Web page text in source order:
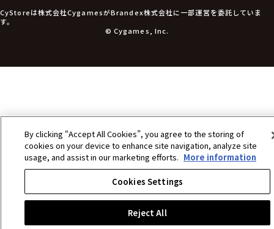
アパレル小物
アクセサリー
CyStoreは株式会社CygamesがBrandex株式会社に一部運営を委託していま
す。
© Cygames, Inc.
By clicking “Accept All Cookies”, you agree to the storing of
cookies on your device to enhance site navigation, analyze site
usage, and assist in our marketing efforts. More information
Cookies Settings
Reject All